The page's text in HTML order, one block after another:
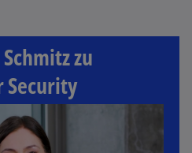
zu
Security